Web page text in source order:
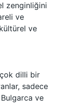
zenginliğini
ve
ve
dilli bir
sadece
ve